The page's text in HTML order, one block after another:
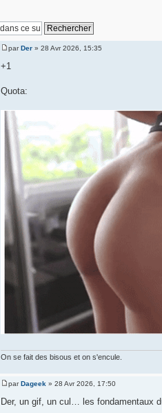
parDer » 28 Avr 2026, 15:35
+1
Quota:
On se fait des bisous et on s'encule.
parDageek » 28 Avr 2026, 17:50
Der, un gif, un cul… les fondamentaux